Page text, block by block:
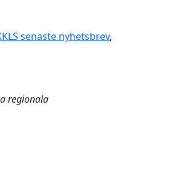
senaste nyhetsbrev,
regionala